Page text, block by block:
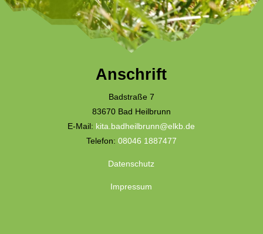
Anschrift
Badstraße 7
83670 Bad Heilbrunn
E-Mail: kita.badheilbrunn@elkb.de
Telefon: 08046 1887477
Datenschutz
Impressum